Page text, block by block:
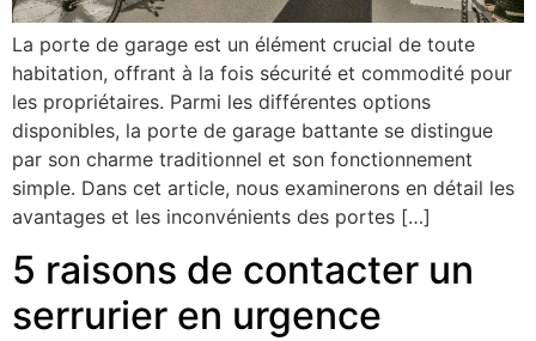
La porte de garage est un élément crucial de toute
habitation, offrant à la fois sécurité et commodité pour
les propriétaires. Parmi les différentes options
disponibles, la porte de garage battante se distingue
par son charme traditionnel et son fonctionnement
simple. Dans cet article, nous examinerons en détail les
avantages et les inconvénients des portes […]
5 raisons de contacter un
serrurier en urgence